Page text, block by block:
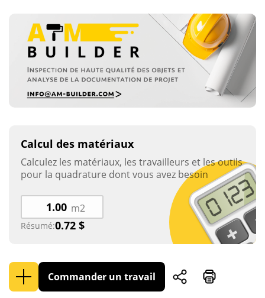
Calcul des matériaux
Calculez les matériaux, les travailleurs et les outils
pour la quadrature dont vous avez besoin
m2
Résumé:0.72 $
Commander un travail